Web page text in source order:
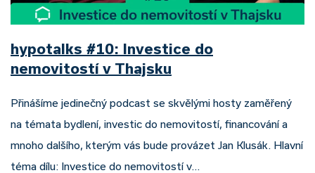
hypotalks #10: Investice do
nemovitostí v Thajsku
Přinášíme jedinečný podcast se skvělými hosty zaměřený
na témata bydlení, investic do nemovitostí, financování a
mnoho dalšího, kterým vás bude provázet Jan Klusák. Hlavní
téma dílu: Investice do nemovitostí v…